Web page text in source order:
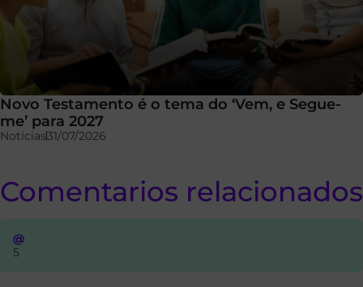
Novo Testamento é o tema do ‘Vem, e Segue-
me’ para 2027
Notícias31/07/2026
Comentarios relacionados
@
5